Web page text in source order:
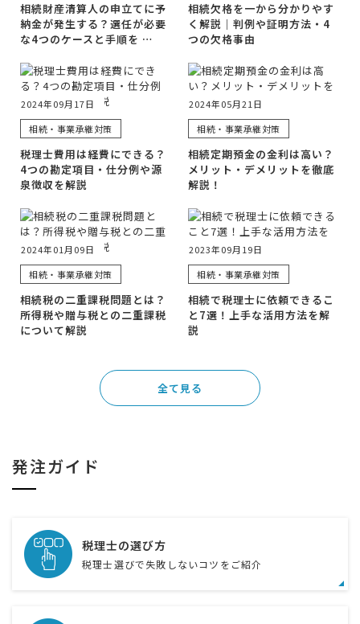
相続財産清算人の申立てに予
納金が発生する？選任が必要
な4つのケースと手順を …
相続欠格を一から分かりやす
く解説｜判例や証明方法・4
つの欠格事由
2024年09月17日
相続・事業承継対策
税理士費用は経費にできる？
4つの勘定項目・仕分例や源
泉徴収を解説
2024年05月21日
相続・事業承継対策
相続定期預金の金利は高い？
メリット・デメリットを徹底
解説！
2024年01月09日
相続・事業承継対策
相続税の二重課税問題とは？
所得税や贈与税との二重課税
について解説
2023年09月19日
相続・事業承継対策
相続で税理士に依頼できるこ
と7選！上手な活用方法を解
説
全て見る
発注ガイド
税理士の選び方
税理士選びで失敗しないコツをご紹介